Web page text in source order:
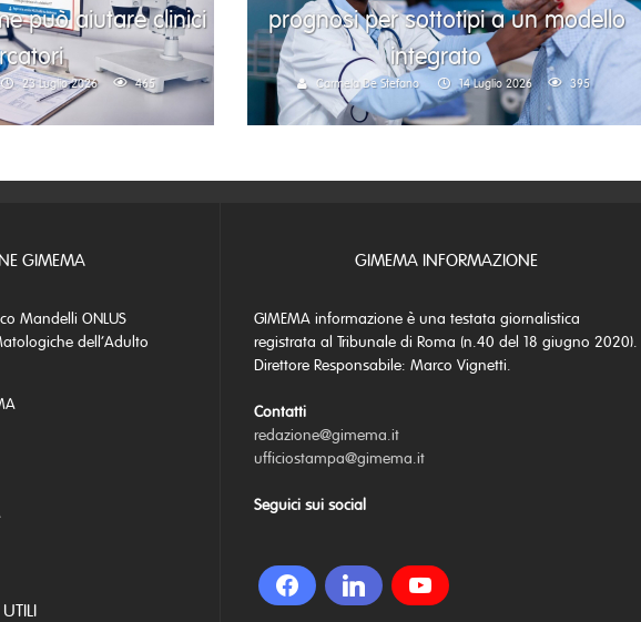
può aiutare clinici
23 Luglio 2026 465
prognosi per sottotipi a un modello
integrato
Carmela De Stefano 14 Luglio 2026 395
GIMEMA
Mandelli ONLUS
dell’Adulto
GIMEMA INFORMAZIONE
GIMEMA informazione è una testata giornalistica
registrata al Tribunale di Roma (n.40 del 18 giugno 2020).
Direttore Responsabile: Marco Vignetti.
Contatti
redazione@gimema.it
ufficiostampa@gimema.it
Seguici sui social